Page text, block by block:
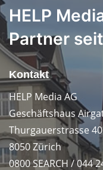
HELP
Partner
Kontakt
HELP Media AG
Geschäftshaus
Thurgauerstrasse 40
8050 Zürich
0800 SEARCH / 044